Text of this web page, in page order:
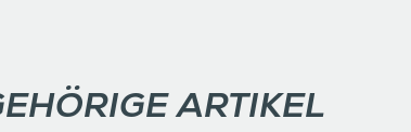
ARTIKEL